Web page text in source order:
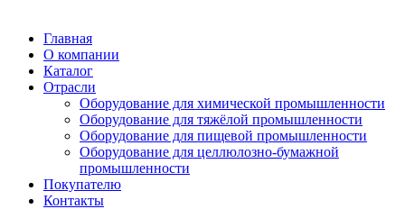
Главная
О компании
Каталог
Отрасли
Оборудование для химической промышленности
Оборудование для тяжёлой промышленности
Оборудование для пищевой промышленности
Оборудование для целлюлозно-бумажной
промышленности
Покупателю
Контакты